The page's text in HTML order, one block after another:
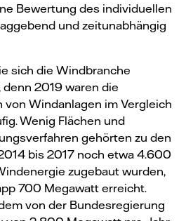
Bewertung des individuellen
und zeitunabhängig
sich die Windbranche
2019 waren die
Windanlagen im Vergleich
Wenig Flächen und
gehörten zu den
bis 2017 noch etwa 4.600
zugebaut wurden,
700 Megawatt erreicht.
von der Bundesregierung